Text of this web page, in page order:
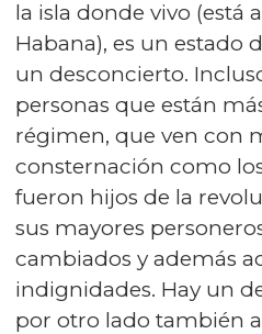
la isla donde vivo (está
Habana), es un estado
un desconcierto.
personas que están
régimen, que ven con
consternación como
fueron hijos de la
sus mayores
cambiados y además
indignidades. Hay un
por otro lado también